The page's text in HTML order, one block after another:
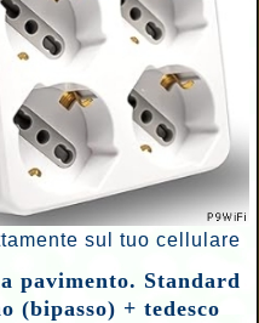
sul tuo cellulare
pavimento. Standard
(bipasso) + tedesco